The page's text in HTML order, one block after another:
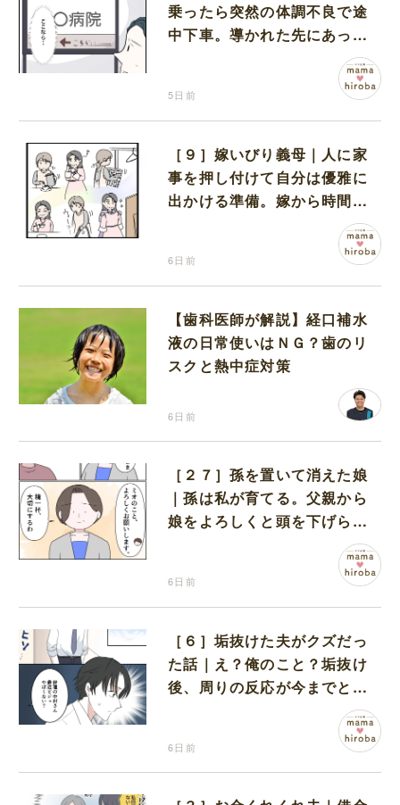
乗ったら突然の体調不良で途
中下車。導かれた先にあった
5日前
［９］嫁いびり義母｜人に家
事を押し付けて自分は優雅に
出かける準備。嫁から時間も
6日前
【歯科医師が解説】経口補水
液の日常使いはＮＧ？歯のリ
スクと熱中症対策
6日前
［２７］孫を置いて消えた娘
｜孫は私が育てる。父親から
娘をよろしくと頭を下げられ
6日前
［６］垢抜けた夫がクズだっ
た話｜え？俺のこと？垢抜け
後、周りの反応が今までと違
6日前